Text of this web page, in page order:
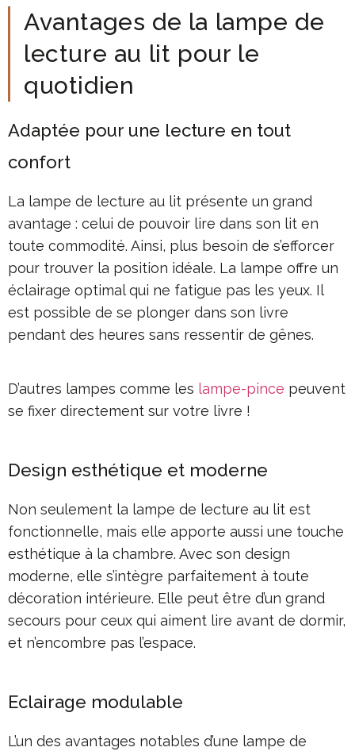
Avantages de la lampe de
lecture au lit pour le
quotidien
Adaptée pour une lecture en tout
confort
La lampe de lecture au lit présente un grand
avantage : celui de pouvoir lire dans son lit en
toute commodité. Ainsi, plus besoin de s’efforcer
pour trouver la position idéale. La lampe offre un
éclairage optimal qui ne fatigue pas les yeux. Il
est possible de se plonger dans son livre
pendant des heures sans ressentir de gênes.
D’autres lampes comme les lampe-pince peuvent
se fixer directement sur votre livre !
Design esthétique et moderne
Non seulement la lampe de lecture au lit est
fonctionnelle, mais elle apporte aussi une touche
esthétique à la chambre. Avec son design
moderne, elle s’intègre parfaitement à toute
décoration intérieure. Elle peut être d’un grand
secours pour ceux qui aiment lire avant de dormir,
et n’encombre pas l’espace.
Eclairage modulable
L’un des avantages notables d’une lampe de